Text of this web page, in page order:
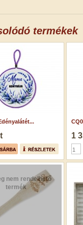
termékek
1
nem rendelhető
termék